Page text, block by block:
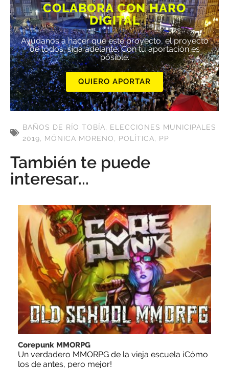
COLABORA CON HARO
DIGITAL
Ayúdanos a hacer que este proyecto, el proyecto
de todos, siga adelante. Con tu aportación es
posible.
QUIERO APORTAR
BAÑOS DE RÍO TOBÍA, ELECCIONES MUNICIPALES
2019, MÓNICA MORENO, POLÍTICA, PP
También te puede
interesar...
Corepunk MMORPG
Un verdadero MMORPG de la vieja escuela ¡Cómo
los de antes, pero mejor!